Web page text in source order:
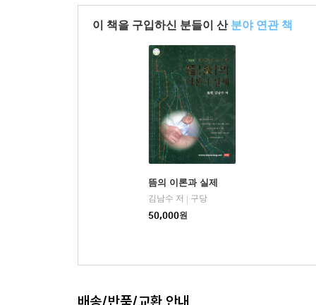
이 책을 구입하신 분들이 산 분야 연관 책
뜸의 이론과 실제
김남수 저
구당
50,000원
배송/반품/교환 안내